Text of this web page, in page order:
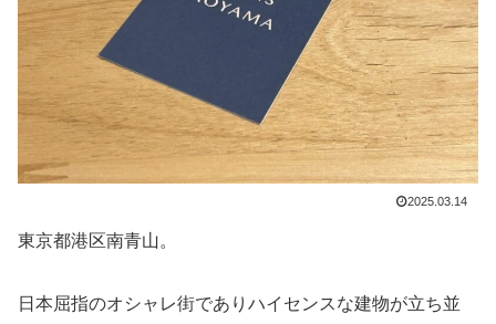
2025.03.14
東京都港区南青山。
日本屈指のオシャレ街でありハイセンスな建物が立ち並